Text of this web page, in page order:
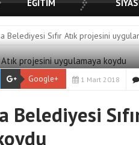
EĞİTİM
Belediyesi Sıfır Atık projesini
Google+ 1 Mart 2018
Belediyesi